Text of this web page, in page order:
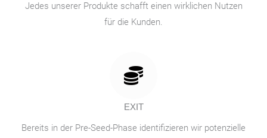
Jedes unserer Produkte schafft einen wirklichen Nutzen
für die Kunden.
EXIT
Bereits in der Pre-Seed-Phase identifizieren wir potenzielle